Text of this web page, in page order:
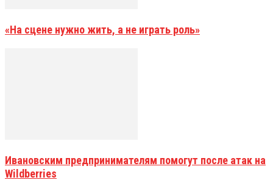
«На сцене нужно жить, а не играть роль»
Ивановским предпринимателям помогут после атак на
Wildberries